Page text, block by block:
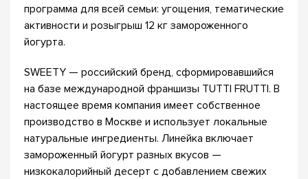
программа для всей семьи: угощения, тематические
активности и розыгрыш 12 кг замороженного
йогурта.
SWEETY — российский бренд, сформировавшийся
на базе международной франшизы TUTTI FRUTTI. В
настоящее время компания имеет собственное
производство в Москве и использует локальные
натуральные ингредиенты. Линейка включает
замороженный йогурт разных вкусов —
низкокалорийный десерт с добавлением свежих